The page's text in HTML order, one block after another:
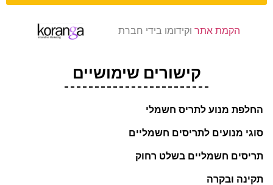
הקמת אתרוקידומו בידי חברת
קישורים שימושיים
החלפת מנוע לתריס חשמלי
סוגי מנועים לתריסים חשמליים
תריסים חשמליים בשלט רחוק
תקינה ובקרה